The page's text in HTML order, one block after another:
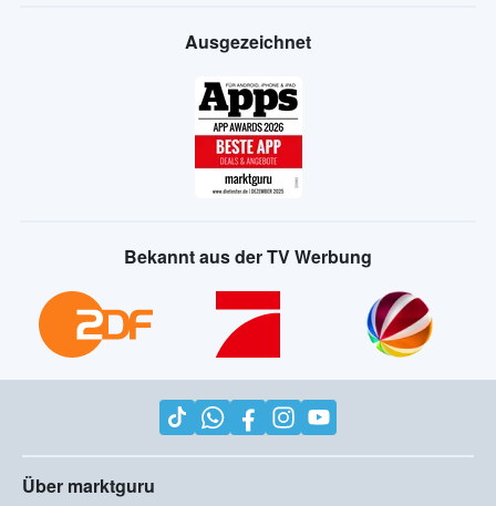
Ausgezeichnet
Bekannt aus der TV Werbung
Über marktguru